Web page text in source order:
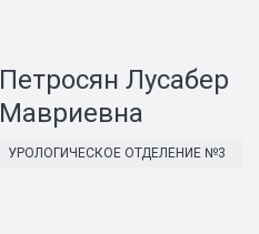
Петросян Лусабер
Мавриевна
УРОЛОГИЧЕСКОЕ ОТДЕЛЕНИЕ №3